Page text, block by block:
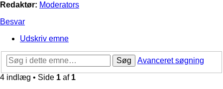
Redaktør: Moderators
Besvar
Udskriv emne
Søg
Avanceret søgning
4 indlæg • Side 1 af 1